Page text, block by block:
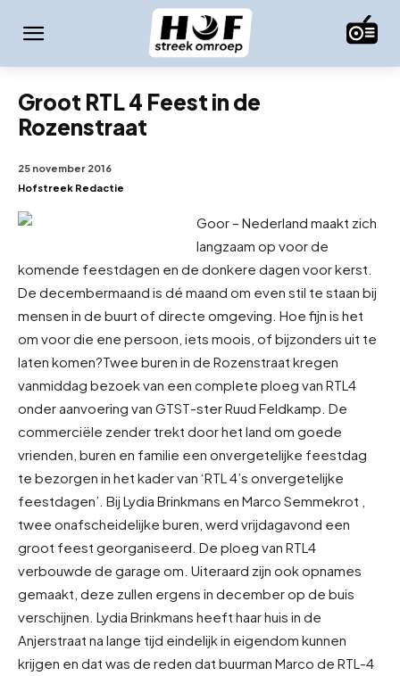
Groot RTL 4 Feest in de
Rozenstraat
25 november 2016
Hofstreek Redactie
Goor – Nederland maakt zich
langzaam op voor de
komende feestdagen en de donkere dagen voor kerst.
De decembermaand is dé maand om even stil te staan bij
mensen in de buurt of directe omgeving. Hoe fijn is het
om voor die ene persoon, iets moois, of bijzonders uit te
laten komen?Twee buren in de Rozenstraat kregen
vanmiddag bezoek van een complete ploeg van RTL4
onder aanvoering van GTST-ster Ruud Feldkamp. De
commerciële zender trekt door het land om goede
vrienden, buren en familie een onvergetelijke feestdag
te bezorgen in het kader van ‘RTL 4’s onvergetelijke
feestdagen’. Bij Lydia Brinkmans en Marco Semmekrot ,
twee onafscheidelijke buren, werd vrijdagavond een
groot feest georganiseerd. De ploeg van RTL4
verbouwde de garage om. Uiteraard zijn ook opnames
gemaakt, deze zullen ergens in december op de buis
verschijnen. Lydia Brinkmans heeft haar huis in de
Anjerstraat na lange tijd eindelijk in eigendom kunnen
krijgen en dat was de reden dat buurman Marco de RTL-4